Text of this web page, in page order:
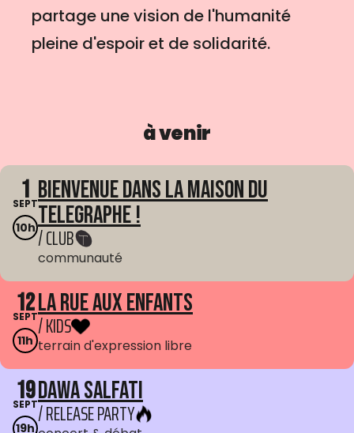
partage une vision de l'humanité
pleine d'espoir et de solidarité.
à venir
1
SEPT
10h
Bienvenue dans La Maison du
Telegraphe !
/ CLUB
communauté
12
SEPT
11h
La Rue aux enfants
/ KIDS
terrain d'expression libre
19
SEPT
19h
Dawa Salfati
/ RELEASE PARTY